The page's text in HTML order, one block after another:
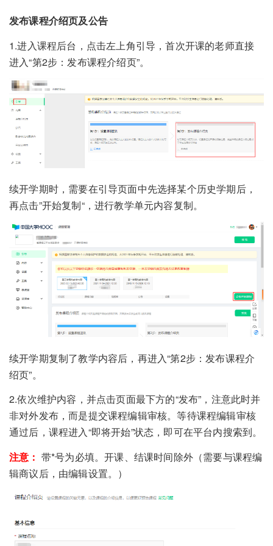
发布课程介绍页及公告
1.进入课程后台，点击左上角引导，首次开课的老师直接
进入“第2步：发布课程介绍页”。
续开学期时，需要在引导页面中先选择某个历史学期后，
再点击”开始复制“，进行教学单元内容复制。
续开学期复制了教学内容后，再进入“第2步：发布课程介
绍页”。
2.依次维护内容，并点击页面最下方的“发布”，注意此时并
非对外发布，而是提交课程编辑审核。等待课程编辑审核
通过后，课程进入“即将开始”状态，即可在平台内搜索到。
注意： 带*号为必填。开课、结课时间除外（需要与课程编
辑商议后，由编辑设置。）